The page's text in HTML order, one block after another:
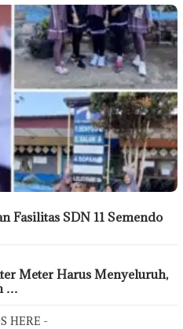
Fasilitas SDN 11 Semendo
Meter Harus Menyeluruh,
…
HERE -